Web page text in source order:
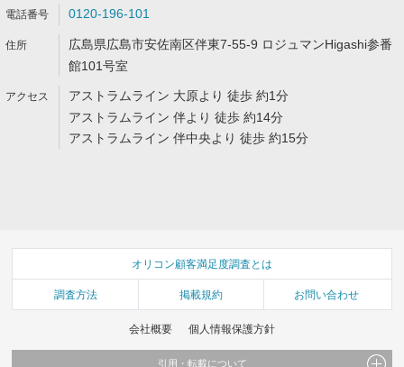
0120-196-101
広島県広島市安佐南区伴東7-55-9 ロジュマンHigashi参番
館101号室
アストラムライン 大原より 徒歩 約1分
アストラムライン 伴より 徒歩 約14分
アストラムライン 伴中央より 徒歩 約15分
オリコン顧客満足度調査とは
調査方法 掲載規約 お問い合わせ
会社概要 個人情報保護方針
引用・転載について